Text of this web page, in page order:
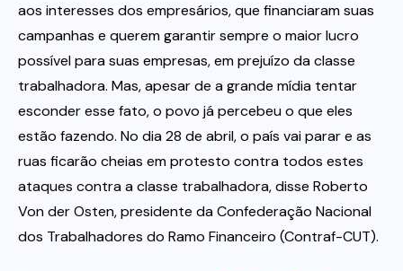
aos interesses dos empresários, que financiaram suas
campanhas e querem garantir sempre o maior lucro
possível para suas empresas, em prejuízo da classe
trabalhadora. Mas, apesar de a grande mídia tentar
esconder esse fato, o povo já percebeu o que eles
estão fazendo. No dia 28 de abril, o país vai parar e as
ruas ficarão cheias em protesto contra todos estes
ataques contra a classe trabalhadora, disse Roberto
Von der Osten, presidente da Confederação Nacional
dos Trabalhadores do Ramo Financeiro (Contraf-CUT).